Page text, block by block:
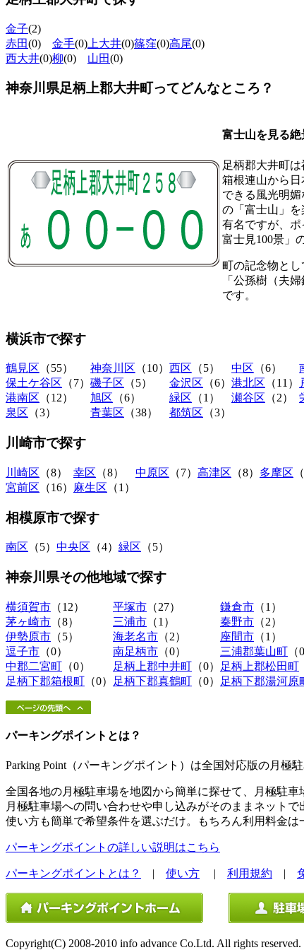
金子(2)
赤田(0) 金手(0) 上大井(0)篠窪(0)高尾(0)
西大井(0)柳(0) 山田(0)
神奈川県足柄上郡大井町ってどんなところ？
富士山を見る
足柄郡大井町
箱根連山から
できる風光明
の「富士山」
有名ですが、
富士見100景」
町の記念物と
「公孫樹（夫
です。
横浜市で探す
鶴見区 （55） 神奈川区 （10） 西区 （5） 中区 （6）
保土ケ谷区 （7） 磯子区 （5） 金沢区 （6） 港北区 （11）
港南区 （12） 旭区 （6） 緑区 （1） 瀬谷区 （2）
泉区 （3） 青葉区 （38） 都筑区 （3）
川崎市で探す
川崎区 （8） 幸区 （8） 中原区 （7） 高津区 （8） 多摩区
宮前区 （16） 麻生区 （1）
相模原市で探す
南区 （5） 中央区 （4） 緑区 （5）
神奈川県その他地域で探す
横須賀市 （12） 平塚市 （27） 鎌倉市 （1）
茅ヶ崎市 （8） 三浦市 （1） 秦野市 （2）
伊勢原市 （5） 海老名市 （2） 座間市 （1）
逗子市 （0） 南足柄市 （0） 三浦郡葉山町 （
中郡二宮町 （0） 足柄上郡中井町 （0） 足柄上郡松田町
足柄下郡箱根町 （0） 足柄下郡真鶴町 （0） 足柄下郡湯河原
パーキングポイントとは？
Parking Point（パーキングポイント）は全国対応版の月極
全国各地の月極駐車場を地図から簡単に探せて、月極駐車
月極駐車場への問い合わせや申し込みがそのままネットで
使い方も簡単で希望条件を選ぶだけ。もちろん利用料金は
パーキングポイントの詳しい説明はこちら
パーキングポイントとは？ | 使い方 | 利用規約 |
Copyright(C) 2008-2010 info advance Co.Ltd. All rights reserved.